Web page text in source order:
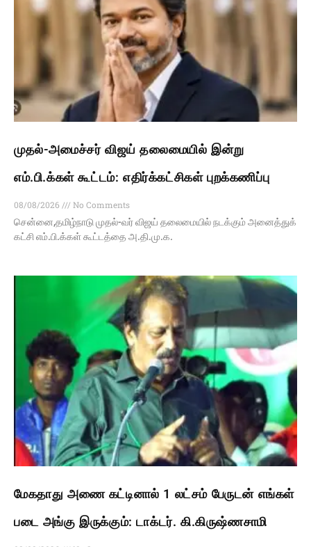
முதல்-அமைச்சர் விஜய் தலைமையில் இன்று
எம்.பி.க்கள் கூட்டம்: எதிர்க்கட்சிகள் புறக்கணிப்பு
08/08/2026
No Comments
சென்னை,தமிழ்நாடு முதல்-வர் விஜய் தலைமையில் நடக்கும் அனைத்துக்
கட்சி எம்.பி.க்கள் கூட்டத்தை அ.தி.மு.க.
மேகதாது அணை கட்டினால் 1 லட்சம் பேருடன் எங்கள்
படை அங்கு இருக்கும்: டாக்டர். கி.கிருஷ்ணசாமி